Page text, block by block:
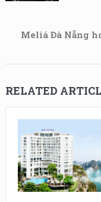
Meliá Đà Nẵng
RELATED